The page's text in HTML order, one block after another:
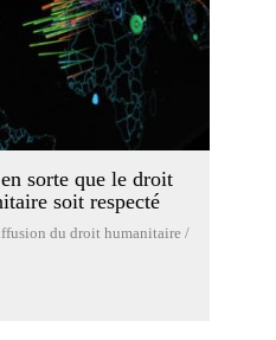
sorte que le droit
soit respecté
du droit humanitaire /